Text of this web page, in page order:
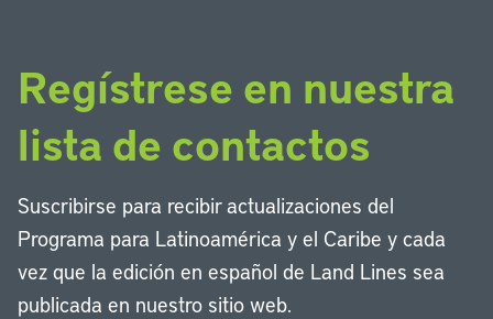
Regístrese en nuestra
lista de contactos
Suscribirse para recibir actualizaciones del
Programa para Latinoamérica y el Caribe y cada
vez que la edición en español de Land Lines sea
publicada en nuestro sitio web.